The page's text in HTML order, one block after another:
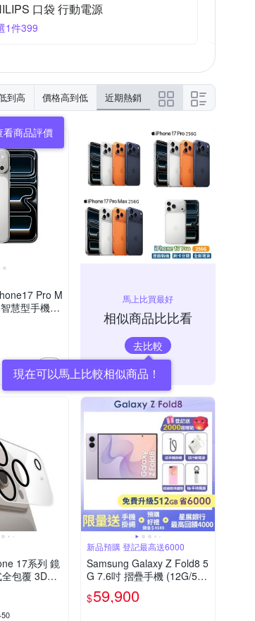
口袋 行動電源
1件399
到高 價格高到低 近期熱銷
Pro M
慧型手機-
馬上比買最好
相似商品比比看
去比較
現在可以馬上比較相似商品！
17系列 鏡
包覆 3D立
刮保護貼
新品預購 登記最高送6000
Samsung Galaxy Z Fold8 5
G 7.6吋 摺疊手機 (12G/512
G)
$59,900